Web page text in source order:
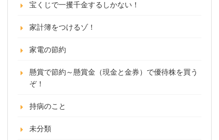
宝くじで一攫千金するしかない！
家計簿をつけるゾ！
家電の節約
懸賞で節約～懸賞金（現金と金券）で優待株を買う
ぞ！
持病のこと
未分類